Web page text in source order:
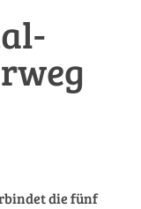
die fünf